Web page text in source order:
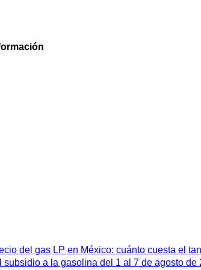
del gas LP en México: cuánto cuesta el
subsidio a la gasolina del 1 al 7 de agosto